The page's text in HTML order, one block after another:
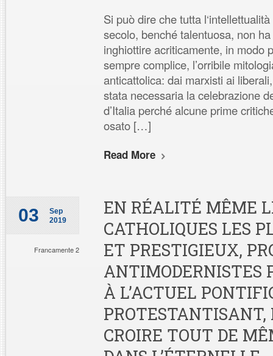
Si può dire che tutta
secolo, benché talentuosa, non
inghiottire acriticamente, in modo
sempre complice, l’orribile
anticattolica: dai marxisti ai
stata necessaria la celebrazione
d’Italia perché alcune prime
osato […]
Read More
03
Sep
2019
Francamente 2
EN RÉALITÉ MÊME
CATHOLIQUES LES
ET PRESTIGIEUX,
ANTIMODERNISTES
À L’ACTUEL
PROTESTANTISANT,
CROIRE TOUT DE